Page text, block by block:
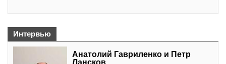
Интервью
Анатолий Гавриленко и Петр
Лансков,